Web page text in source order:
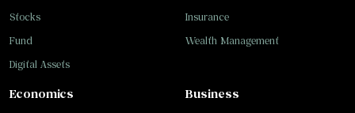
Stocks
Fund
Digital Assets
Insurance
Wealth Management
Business
Economics